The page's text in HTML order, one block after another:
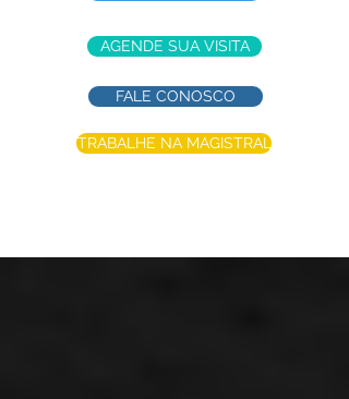
AGENDE SUA VISITA
FALE CONOSCO
TRABALHE NA MAGISTRAL